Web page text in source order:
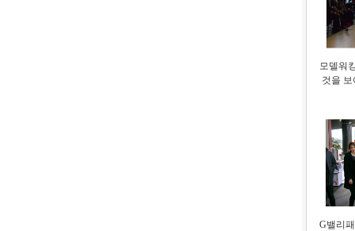
모델워
것을
G밸리